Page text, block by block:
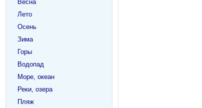
Весна
Лето
Осень
Зима
Горы
Водопад
Море, океан
Реки, озера
Пляж